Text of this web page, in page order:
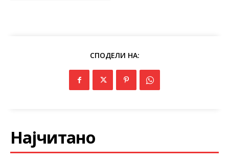
СПОДЕЛИ НА:
Најчитано